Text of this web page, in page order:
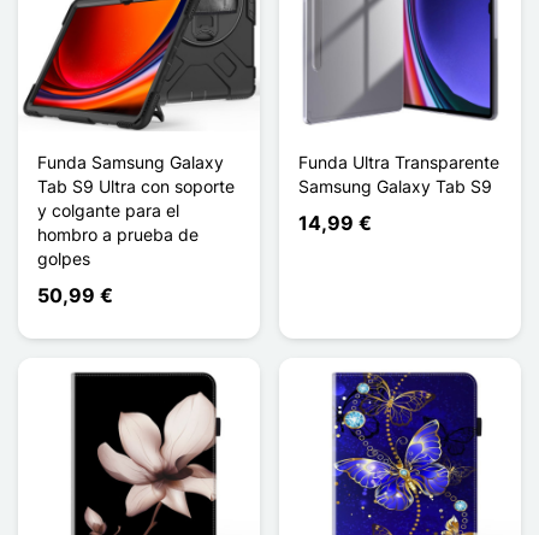
Funda Samsung Galaxy
Tab S9 Ultra con soporte
y colgante para el
hombro a prueba de
golpes
50,99 €
Funda Ultra Transparente
Samsung Galaxy Tab S9
14,99 €